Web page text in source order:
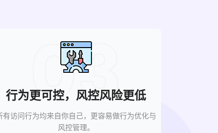
03
行为更可控，风控风险更低
有访问行为均来自你自己，更容易做行为优化与
风控管理。